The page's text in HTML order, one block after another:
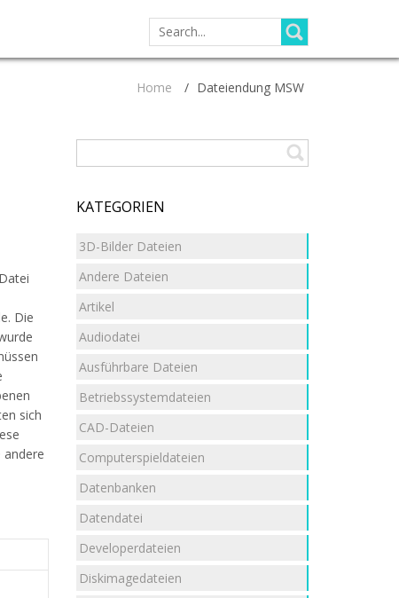
SEARCH
FOR:
Home / Dateiendung MSW
Die
sich
KATEGORIEN
3D-Bilder Dateien
Andere Dateien
Artikel
Audiodatei
Ausführbare Dateien
Betriebssystemdateien
CAD-Dateien
Computerspieldateien
Datenbanken
Datendatei
Developerdateien
Diskimagedateien